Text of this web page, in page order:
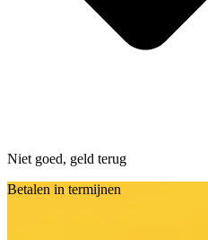
Niet goed, geld terug
Betalen in termijnen